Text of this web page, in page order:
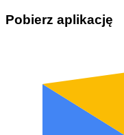
Pobierz aplikację